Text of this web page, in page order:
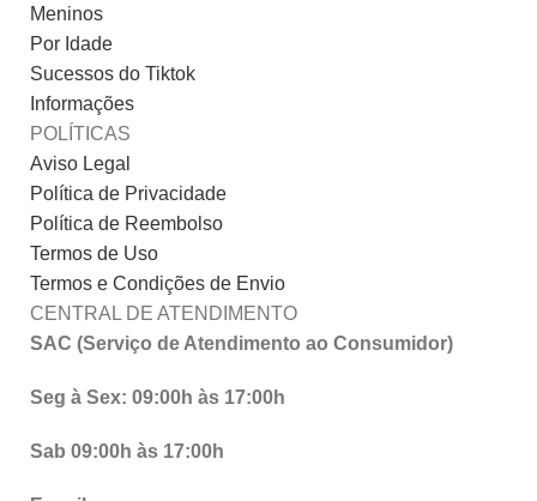
Meninos
Por Idade
Sucessos do Tiktok
Informações
POLÍTICAS
Aviso Legal
Política de Privacidade
Política de Reembolso
Termos de Uso
Termos e Condições de Envio
CENTRAL DE ATENDIMENTO
SAC (Serviço de Atendimento ao Consumidor)
Seg à Sex: 09:00h às 17:00h
Sab 09:00h às 17:00h